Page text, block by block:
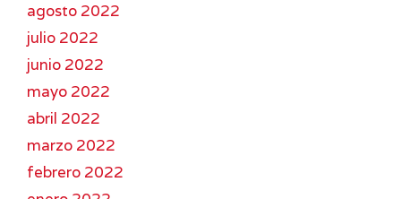
agosto 2022
julio 2022
junio 2022
mayo 2022
abril 2022
marzo 2022
febrero 2022